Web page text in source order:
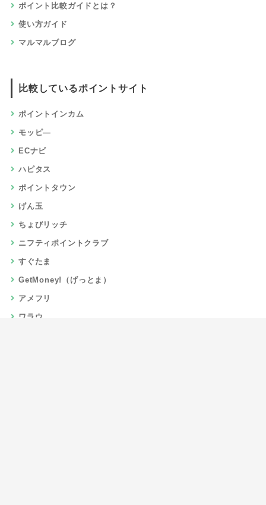
ポイント比較ガイドとは？
使い方ガイド
マルマルブログ
比較しているポイントサイト
ポイントインカム
モッピ―
ECナビ
ハピタス
ポイントタウン
げん玉
ちょびリッチ
ニフティポイントクラブ
すぐたま
GetMoney!（げっとま）
アメフリ
ワラウ